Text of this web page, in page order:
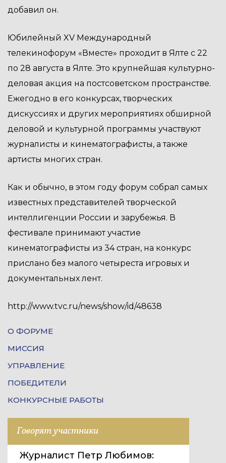
добавил он.
Юбилейный XV Международный
телекинофорум «Вместе» проходит в Ялте с 22
по 28 августа в Ялте. Это крупнейшая культурно-
деловая акция на постсоветском пространстве.
Ежегодно в его конкурсах, творческих
дискуссиях и других мероприятиях обширной
деловой и культурной программы участвуют
журналисты и кинематографисты, а также
артисты многих стран.
Как и обычно, в этом году форум собрал самых
известных представителей творческой
интеллигенции России и зарубежья. В
фестивале принимают участие
кинематографисты из 34 стран, на конкурс
прислано без малого четыреста игровых и
документальных лент.
http://www.tvc.ru/news/show/id/48638
О ФОРУМЕ
МИССИЯ
УПРАВЛЕНИЕ
ПОБЕДИТЕЛИ
КОНКУРСНЫЕ РАБОТЫ
Говорят участники
Журналист Петр Любимов: